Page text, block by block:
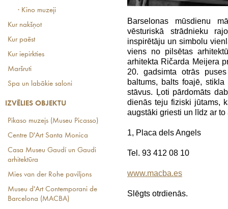
· Kino muzeji
Kur nakšņot
Kur paēst
Kur iepirkties
Maršruti
Spa un labākie saloni
IZVĒLIES OBJEKTU
Pikaso muzejs (Museu Picasso)
Centre D'Art Santa Monica
Casa Museu Gaudí un Gaudi
arhitektūra
Mies van der Rohe paviljons
Museu d'Art Contemporani de
Barcelona (MACBA)
Barselonas mūsdienu
vēsturiskā strādnieku
inspirētāju un simbolu
viens no pilsētas
arhitekta Ričarda Meijera
20. gadsimta otrās
baltums, balts foajē,
stāvus. Ļoti pārdomāts
dienās teju fiziski jūtams,
augstāki griesti un līdz ar
1, Placa dels Angels
Tel. 93 412 08 10
www.macba.es
Slēgts otrdienās.